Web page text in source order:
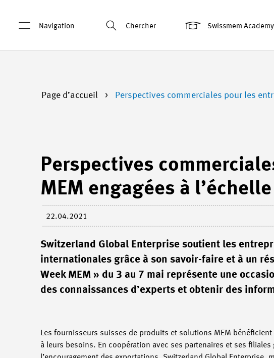
Navigation Chercher Swissmem Academy
Page d’accueil Perspectives commerciales pour les
Perspectives
MEM engagées à
22.04.2021
Switzerland Global Enterprise soutient les
internationales grâce à son savoir-faire et à un
Week MEM » du 3 au 7 mai représente une
des connaissances d’experts et obtenir des
Les fournisseurs suisses de produits et solutions MEM
à leurs besoins. En coopération avec ses partenaires et ses